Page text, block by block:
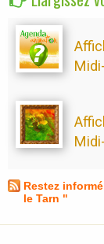
Restez
le Tarn "